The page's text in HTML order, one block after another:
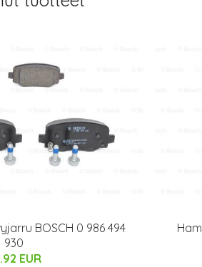
BOSCH 0 986 494
930
EUR